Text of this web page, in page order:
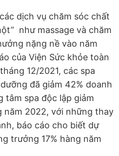
dịch vụ chăm sóc chất
như massage và chăm
nặng nề vào năm
của Viện Sức khỏe toàn
12/2021, các spa
đã giảm 42% doanh
tâm spa độc lập giảm
năm 2022, với những thay
báo cáo cho biết dự
trưởng 17% hàng năm